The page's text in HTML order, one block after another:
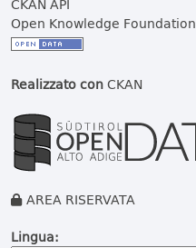
CKAN API
Open Knowledge Foundation
Realizzato conCKAN
AREA RISERVATA
Lingua